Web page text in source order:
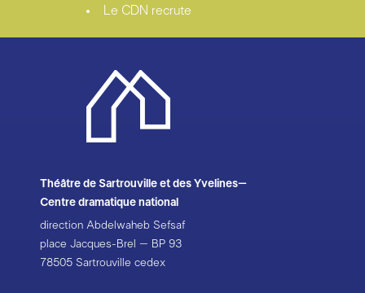
Le CDN recrute
Théâtre de Sartrouville et des Yvelines–
Centre dramatique national
direction Abdelwaheb Sefsaf
place Jacques-Brel – BP 93
78505 Sartrouville cedex